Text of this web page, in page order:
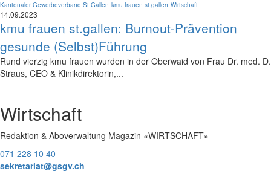
Kantonaler Gewerbeverband St.Gallen kmu frauen st.gallen Wirtschaft
14.09.2023
kmu frauen st.gallen: Burnout-Prävention
gesunde (Selbst)Führung
Rund vierzig kmu frauen wurden in der Oberwaid von Frau Dr. med. D.
Straus, CEO & Klinikdirektorin,...
Wirtschaft
Redaktion & Aboverwaltung Magazin «WIRTSCHAFT»
071 228 10 40
sekretariat@gsgv.ch